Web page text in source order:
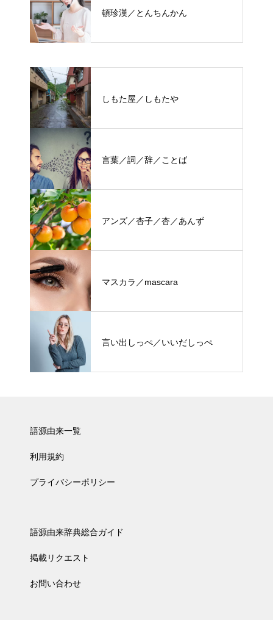
頓珍漢／とんちんかん
しもた屋／しもたや
言葉／詞／辞／ことば
アンズ／杏子／杏／あんず
マスカラ／mascara
言い出しっぺ／いいだしっぺ
語源由来一覧
利用規約
プライバシーポリシー
語源由来辞典総合ガイド
掲載リクエスト
お問い合わせ